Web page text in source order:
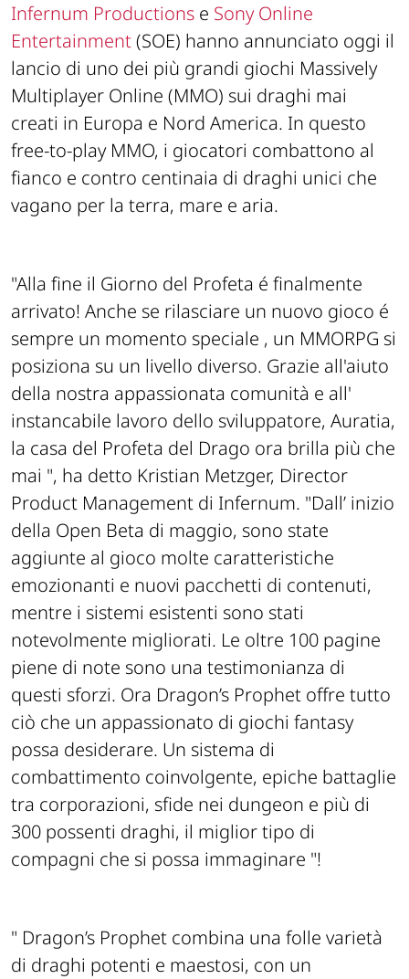
Infernum Productions e Sony Online
Entertainment(SOE) hanno annunciato oggi il
lancio di uno dei più grandi giochi Massively
Multiplayer Online (MMO) sui draghi mai
creati in Europa e Nord America. In questo
free-to-play MMO, i giocatori combattono al
fianco e contro centinaia di draghi unici che
vagano per la terra, mare e aria.
"Alla fine il Giorno del Profeta é finalmente
arrivato! Anche se rilasciare un nuovo gioco é
sempre un momento speciale , un MMORPG si
posiziona su un livello diverso. Grazie all'aiuto
della nostra appassionata comunità e all'
instancabile lavoro dello sviluppatore, Auratia,
la casa del Profeta del Drago ora brilla più che
mai ", ha detto Kristian Metzger, Director
Product Management di Infernum. "Dall’ inizio
della Open Beta di maggio, sono state
aggiunte al gioco molte caratteristiche
emozionanti e nuovi pacchetti di contenuti,
mentre i sistemi esistenti sono stati
notevolmente migliorati. Le oltre 100 pagine
piene di note sono una testimonianza di
questi sforzi. Ora Dragon’s Prophet offre tutto
ciò che un appassionato di giochi fantasy
possa desiderare. Un sistema di
combattimento coinvolgente, epiche battaglie
tra corporazioni, sfide nei dungeon e più di
300 possenti draghi, il miglior tipo di
compagni che si possa immaginare "!
" Dragon’s Prophet combina una folle varietà
di draghi potenti e maestosi, con un